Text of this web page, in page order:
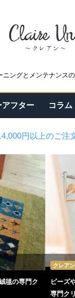
ニングとメンテナンス
アフター コラム
円以上のご注
毯の専門ク
クレア
ビーズ
専門ク